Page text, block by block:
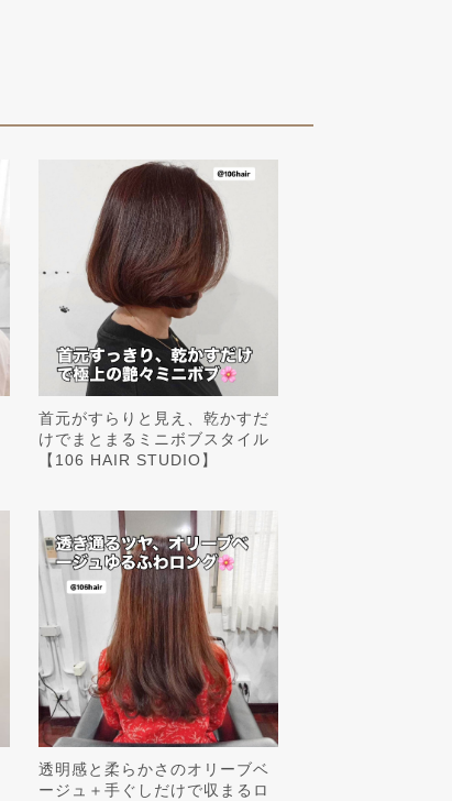
首元がすらりと見え、乾かすだ
けでまとまるミニボブスタイル
【106 HAIR STUDIO】
透明感と柔らかさのオリーブベ
ージュ＋手ぐしだけで収まるロ